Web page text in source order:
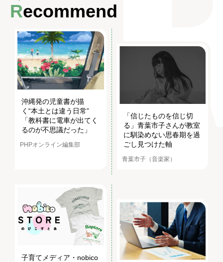
Recommend
沖縄発の児童書が描
く“本土とは違う日常”
「教科書に電車が出てく
るのが不思議だった」
PHPオンライン編集部
「信じたものを信じ切
る」青葉市子さんが教室
に馴染めない思春期を過
ごし見つけた軸
青葉市子（音楽家）
子育てメディア・nobico